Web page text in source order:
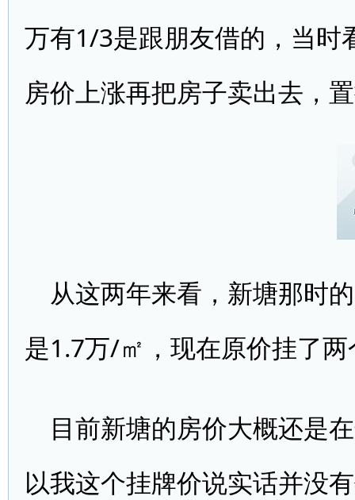
万有1/3是跟朋友借的，当时
房价上涨再把房子卖出去，
从这两年来看，新塘那时
是1.7万/㎡，现在原价挂了
目前新塘的房价大概还是
以我这个挂牌价说实话并没